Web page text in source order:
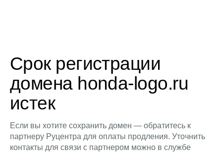
Срок регистрации
домена honda-logo.ru
истек
Если вы хотите сохранить домен — обратитесь к
партнеру Руцентра для оплаты продления. Уточнить
контакты для связи с партнером можно в службе